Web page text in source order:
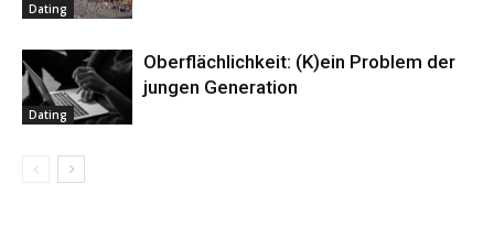
Dating
Dating
Oberflächlichkeit: (K)ein Problem der
jungen Generation